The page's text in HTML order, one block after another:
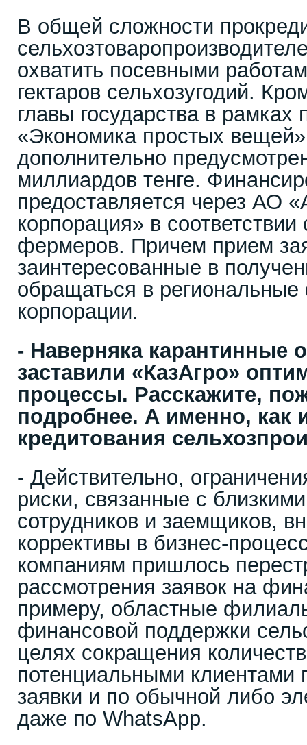
В общей сложности
охватить посевными
гектаров сельхозугодий.
главы государства в рамках
«Экономика простых
дополнительно
миллиардов тенге.
предоставляется через АО
корпорация» в
фермеров. Причем прием
заинтересованные в
обращаться в
корпорации.
- Наверняка карантинные
заставили «КазАгро»
процессы. Расскажите,
подробнее. А именно, как
кредитования
- Действительно,
риски, связанные с
сотрудников и заемщиков,
коррективы в бизнес-
компаниям пришлось
рассмотрения заявок на
примеру, областные
финансовой поддержки
целях сокращения
потенциальными клиентами
заявки и по обычной либо
даже по WhatsApp.